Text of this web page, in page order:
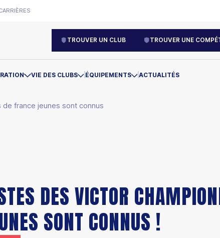
TROUVER UN CLUB TROUVER UNE
VIE DES CLUBS ÉQUIPEMENTS ACTUALITÉS
france jeunes sont connus
DES VICTOR
SONT CONNUS !